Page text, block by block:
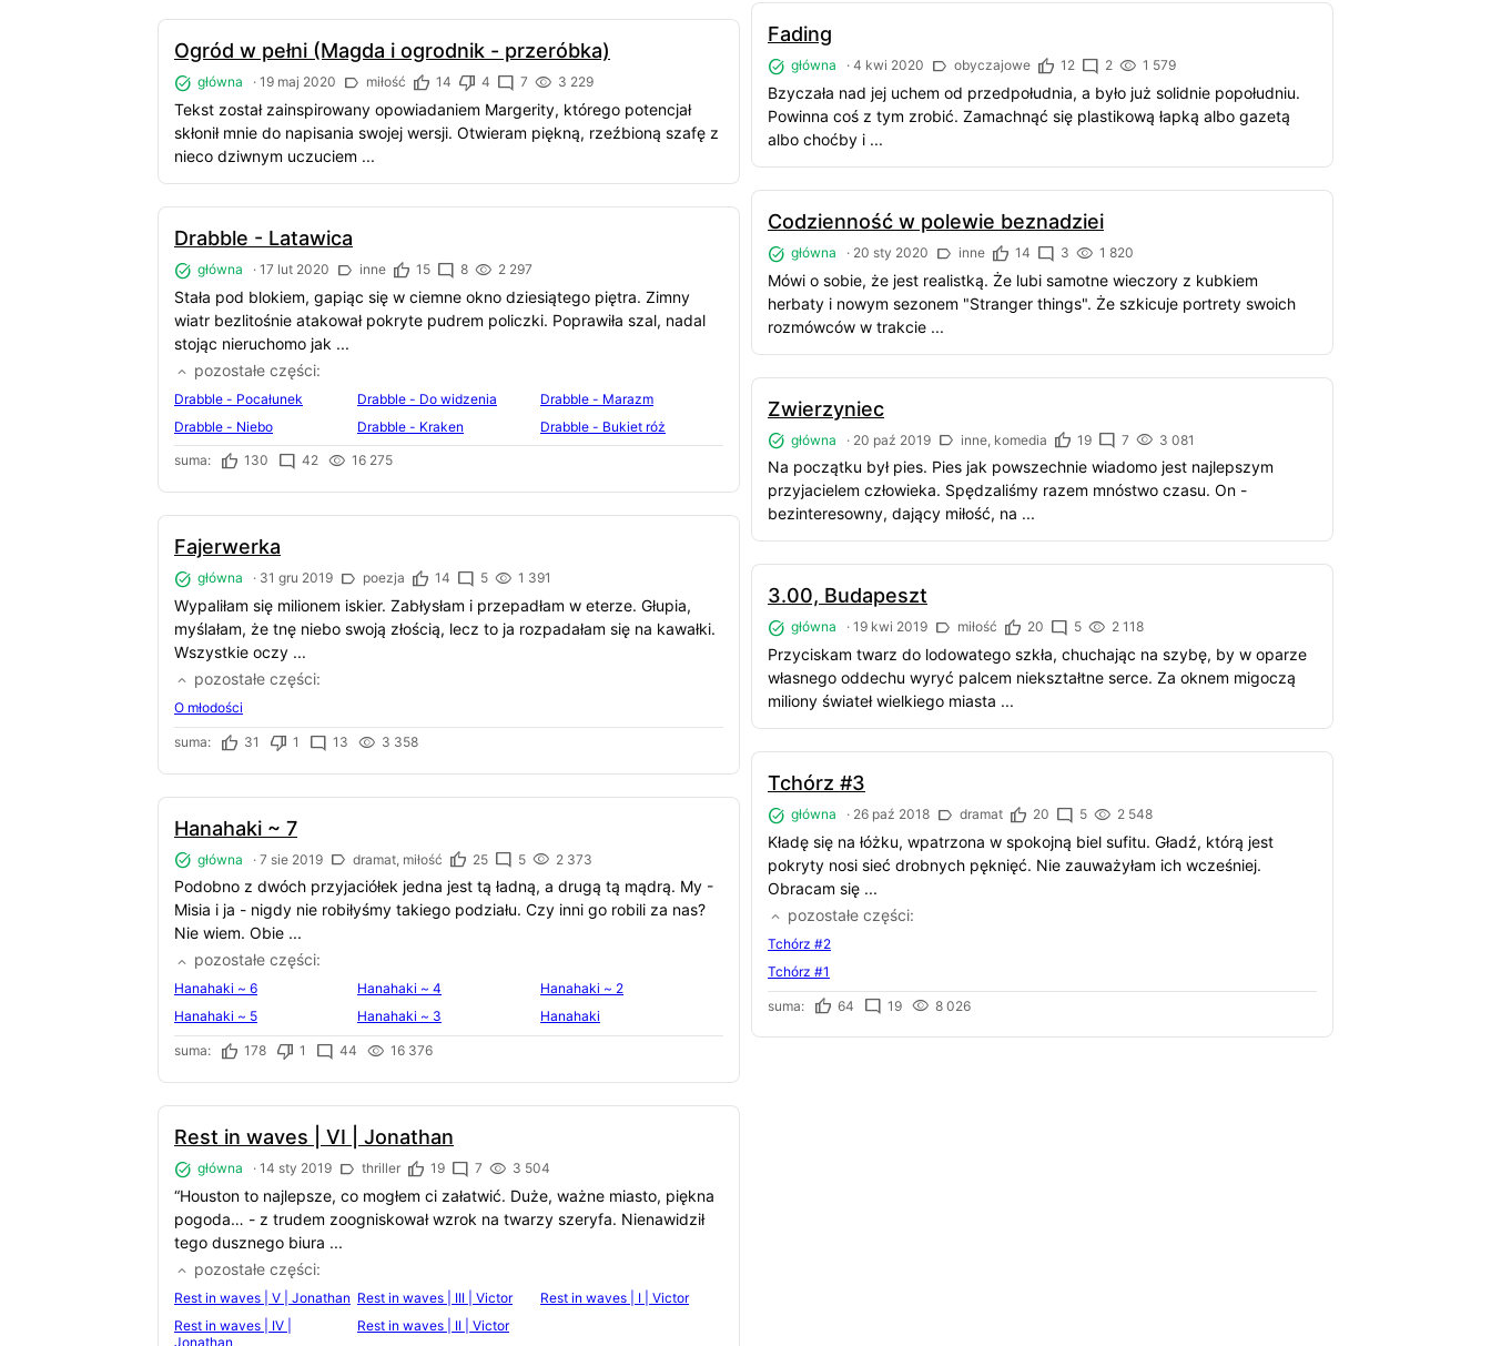
Ogród w pełni (Magda i ogrodnik - przeróbka)
główna · 19 maj 2020 miłość 14 4 7 3 229
Tekst został zainspirowany opowiadaniem Margerity, którego potencjał
skłonił mnie do napisania swojej wersji. Otwieram piękną, rzeźbioną szafę z
nieco dziwnym uczuciem ...
Fading
główna · 4 kwi 2020 obyczajowe 12 2 1 579
Bzyczała nad jej uchem od przedpołudnia, a było już solidnie popołudniu.
Powinna coś z tym zrobić. Zamachnąć się plastikową łapką albo gazetą
albo choćby i ...
Drabble - Latawica
główna · 17 lut 2020 inne 15 8 2 297
Stała pod blokiem, gapiąc się w ciemne okno dziesiątego piętra. Zimny
wiatr bezlitośnie atakował pokryte pudrem policzki. Poprawiła szal, nadal
stojąc nieruchomo jak ...
pozostałe części
Drabble - Pocałunek
Drabble - Niebo
Drabble - Do widzenia
Drabble - Kraken
Drabble - Marazm
Drabble - Bukiet róż
suma: 130 42 16 275
Codzienność w polewie beznadziei
główna · 20 sty 2020 inne 14 3 1 820
Mówi o sobie, że jest realistką. Że lubi samotne wieczory z kubkiem
herbaty i nowym sezonem "Stranger things". Że szkicuje portrety swoich
rozmówców w trakcie ...
Fajerwerka
główna · 31 gru 2019 poezja 14 5 1 391
Wypaliłam się milionem iskier. Zabłysłam i przepadłam w eterze. Głupia,
myślałam, że tnę niebo swoją złością, lecz to ja rozpadałam się na kawałki.
Wszystkie oczy ...
pozostałe części
O młodości
suma: 31 1 13 3 358
Zwierzyniec
główna · 20 paź 2019 inne, komedia 19 7 3 081
Na początku był pies. Pies jak powszechnie wiadomo jest najlepszym
przyjacielem człowieka. Spędzaliśmy razem mnóstwo czasu. On -
bezinteresowny, dający miłość, na ...
Hanahaki ~ 7
główna · 7 sie 2019 dramat, miłość 25 5 2 373
Podobno z dwóch przyjaciółek jedna jest tą ładną, a drugą tą mądrą. My -
Misia i ja - nigdy nie robiłyśmy takiego podziału. Czy inni go robili za nas?
Nie wiem. Obie ...
pozostałe części
Hanahaki ~ 6
Hanahaki ~ 5
Hanahaki ~ 4
Hanahaki ~ 3
Hanahaki ~ 2
Hanahaki
suma: 178 1 44 16 376
3.00, Budapeszt
główna · 19 kwi 2019 miłość 20 5 2 118
Przyciskam twarz do lodowatego szkła, chuchając na szybę, by w oparze
własnego oddechu wyryć palcem niekształtne serce. Za oknem migoczą
miliony świateł wielkiego miasta ...
Rest in waves | VI | Jonathan
główna · 14 sty 2019 thriller 19 7 3 504
“Houston to najlepsze, co mogłem ci załatwić. Duże, ważne miasto, piękna
pogoda… - z trudem zoogniskował wzrok na twarzy szeryfa. Nienawidził
tego dusznego biura ...
pozostałe części
Rest in waves | V | Jonathan
Rest in waves | IV |
Jonathan
Rest in waves | III | Victor
Rest in waves | II | Victor
Rest in waves | I | Victor
Tchórz #3
główna · 26 paź 2018 dramat 20 5 2 548
Kładę się na łóżku, wpatrzona w spokojną biel sufitu. Gładź, którą jest
pokryty nosi sieć drobnych pęknięć. Nie zauważyłam ich wcześniej.
Obracam się ...
pozostałe części
Tchórz #2
Tchórz #1
suma: 64 19 8 026